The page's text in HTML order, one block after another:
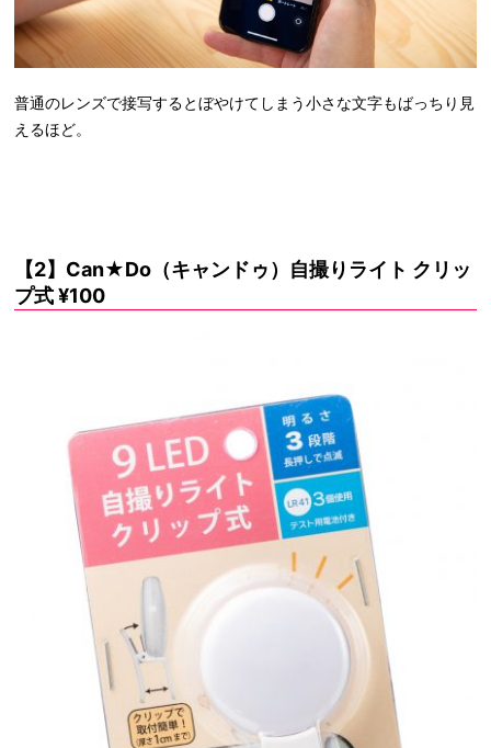
普通のレンズで接写するとぼやけてしまう小さな文字もばっちり見
えるほど。
【2】Can★Do（キャンドゥ）自撮りライト クリッ
プ式 ¥100